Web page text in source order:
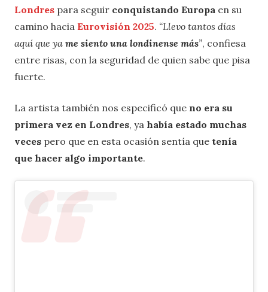
Londres para seguir conquistando Europa en su
camino hacia Eurovisión 2025. “Llevo tantos días
aquí que ya me siento una londinense más”, confiesa
entre risas, con la seguridad de quien sabe que pisa
fuerte.
La artista también nos especificó que no era su
primera vez en Londres, ya había estado muchas
veces pero que en esta ocasión sentía que tenía
que hacer algo importante.